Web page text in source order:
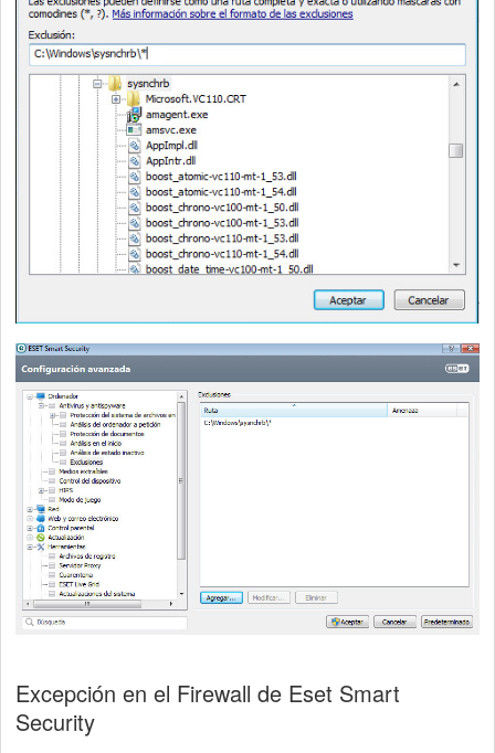
Excepción en el Firewall de Eset Smart
Security